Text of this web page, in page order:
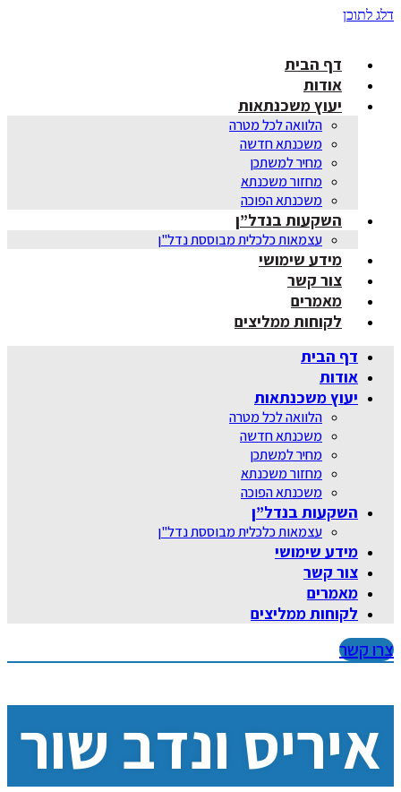
דלג לתוכן
דף הבית
אודות
יעוץ משכנתאות
הלוואה לכל מטרה
משכנתא חדשה
מחיר למשתכן
מחזור משכנתא
משכנתא הפוכה
השקעות בנדל”ן
עצמאות כלכלית מבוססת נדל"ן
מידע שימושי
צור קשר
מאמרים
לקוחות ממליצים
דף הבית
אודות
יעוץ משכנתאות
הלוואה לכל מטרה
משכנתא חדשה
מחיר למשתכן
מחזור משכנתא
משכנתא הפוכה
השקעות בנדל”ן
עצמאות כלכלית מבוססת נדל"ן
מידע שימושי
צור קשר
מאמרים
לקוחות ממליצים
צרו קשר
איריס ונדב שור